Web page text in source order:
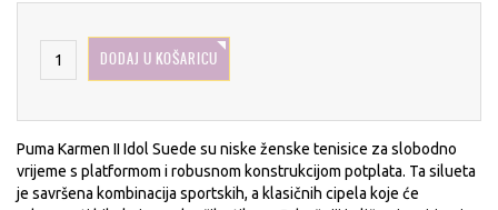
70.00€.DODAJ U KOŠARICU
Puma Karmen II Idol Suede su niske ženske tenisice za slobodno
vrijeme s platformom i robusnom konstrukcijom potplata. Ta silueta
je savršena kombinacija sportskih, a klasičnih cipela koje će